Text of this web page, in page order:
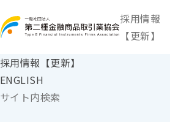
採用情報
【更新】
採用情報【更新】
ENGLISH